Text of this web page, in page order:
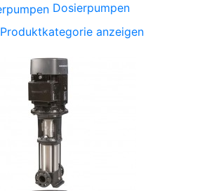
Dosierpumpen
Produktkategorie anzeigen